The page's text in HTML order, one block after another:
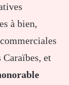
à bien,
et